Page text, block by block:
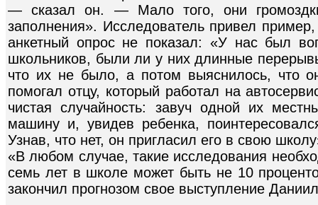
— сказал он. — Мало того, они
заполнения». Исследователь привел
анкетный опрос не показал: «У нас был
школьников, были ли у них длинные
что их не было, а потом выяснилось, что
помогал отцу, который работал на
чистая случайность: завуч одной их
машину и, увидев ребенка,
Узнав, что нет, он пригласил его в свою
«В любом случае, такие исследования
семь лет в школе может быть не 10
закончил прогнозом свое выступление